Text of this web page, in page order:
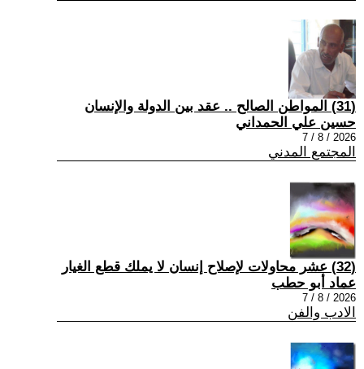
(31) المواطن الصالح .. عقد بين الدولة والإنسان
حسين علي الحمداني
2026 / 8 / 7
المجتمع المدني
(32) عشر محاولات لإصلاح إنسان لا يملك قطع الغيار
عماد أبو حطب
2026 / 8 / 7
الادب والفن